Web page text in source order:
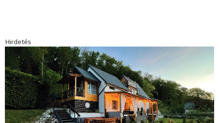
Hirdetés